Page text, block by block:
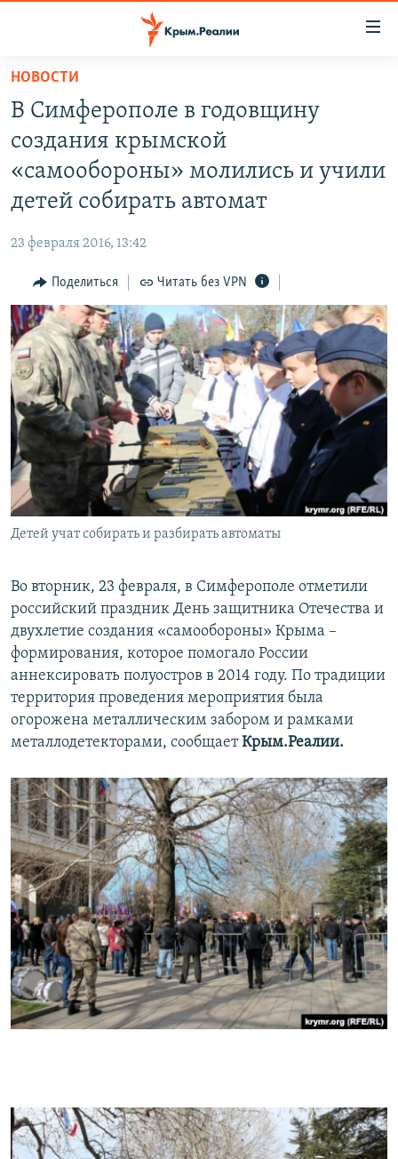
Вернуться
основному
содержанию
главной
Вернутся
поиску
НОВОСТИ
СПЕЦПРОЕКТЫ
КАРТА ВОЕННЫХ ОБЪЕКТОВ КРЫМА
ИСТОРИЯ
ИНТЕРАКТИВ
ИНФОГРАФИКА
ТЕЛЕПРОЕКТ КРЫМ.РЕАЛИИ
СОВЕТЫ ПРАВОЗАЩИТНИКОВ
ПРОПАВШИЕ БЕЗ ВЕСТИ
ПОБЕДИТЕЛЕЙ НЕ СУДЯТ?
КРЫМ.НЕПОКОРЕННЫЙ
ELIFBE
УКРАИНСКАЯ ПРОБЛЕМА КРЫМА
РАДІО СВОБОДА
КАК ОБОЙТИ БЛОКИРОВКУ
Українською
Qırımtatar
ПРИСОЕДИНЯЙТЕСЬ!
Все сайты RFE/RL
НОВОСТИ
В Симферополе в годовщину
создания крымской
«самообороны» молились и учили
детей собирать автомат
23 февраля 2016, 13:42
Поделиться Читать без VPN
Детей учат собирать и разбирать автоматы
Во вторник, 23 февраля, в Симферополе отметили
российский праздник День защитника Отечества и
двухлетие создания «самообороны» Крыма –
формирования, которое помогало России
аннексировать полуостров в 2014 году. По традиции
территория проведения мероприятия была
огорожена металлическим забором и рамками
металлодетекторами, сообщаетКрым.Реалии.